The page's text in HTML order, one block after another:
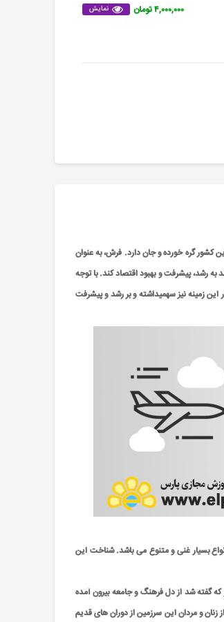
نمایش ۴,۰۰۰,۰۰۰ تومان
کشور گره خورده و جان دارد. فرش، به عنوان
به رشد، پیشرفت و بهبود اقتصاد کند. با توجه
زمینه نیز سهمیداشته و بر رشد و پیشرفت
بسیار غنی و متنوع می باشد. شناخت این
که گفته شد از دل فرهنگ و جامعه بیرون آمده
زنان و مردان این سرزمین از دوران های قدیم